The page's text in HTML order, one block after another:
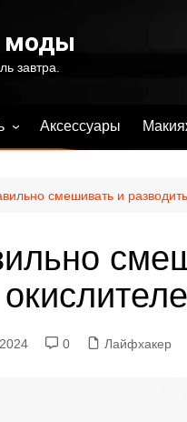
моды
завтра.
женская обувь
женская обувь
Аксессуары
смешивать и
0 Лайфхакер